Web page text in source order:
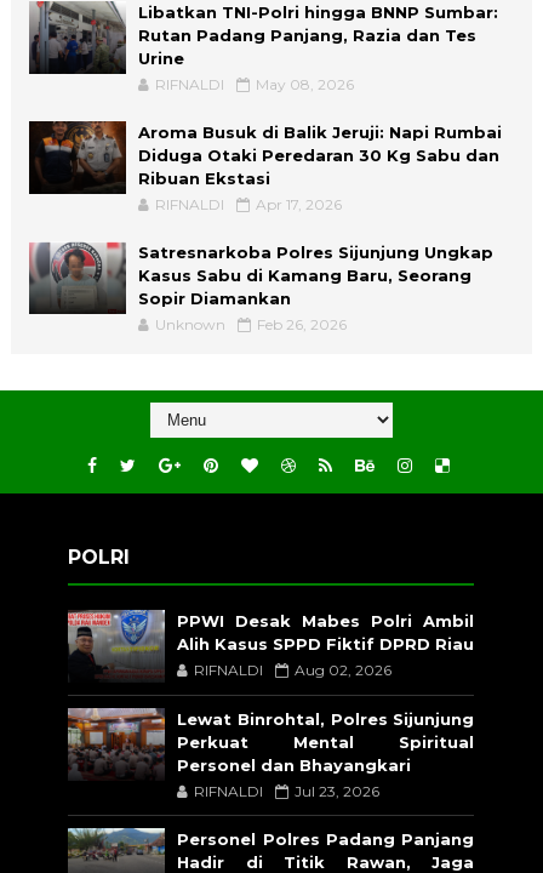
Libatkan TNI-Polri hingga BNNP Sumbar:
Rutan Padang Panjang, Razia dan Tes
Urine
RIFNALDI May 08, 2026
Aroma Busuk di Balik Jeruji: Napi Rumbai
Diduga Otaki Peredaran 30 Kg Sabu dan
Ribuan Ekstasi
RIFNALDI Apr 17, 2026
Satresnarkoba Polres Sijunjung Ungkap
Kasus Sabu di Kamang Baru, Seorang
Sopir Diamankan
Unknown Feb 26, 2026
POLRI
PPWI Desak Mabes Polri Ambil
Alih Kasus SPPD Fiktif DPRD Riau
RIFNALDI Aug 02, 2026
Lewat Binrohtal, Polres Sijunjung
Perkuat Mental Spiritual
Personel dan Bhayangkari
RIFNALDI Jul 23, 2026
Personel Polres Padang Panjang
Hadir di Titik Rawan, Jaga